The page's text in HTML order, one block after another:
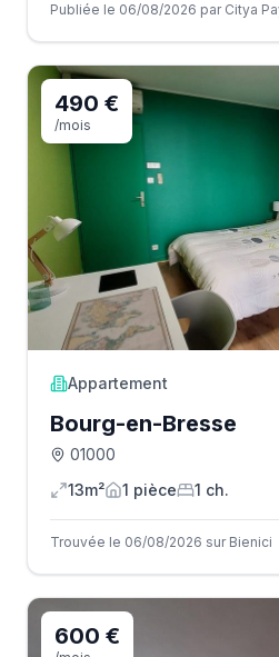
Publiée le 06/08/2026 par Citya
490 €
/mois
Appartement
Bourg-en-Bresse
01000
13m²
1 pièce 1 ch.
Trouvée le 06/08/2026 sur Bienici
600 €